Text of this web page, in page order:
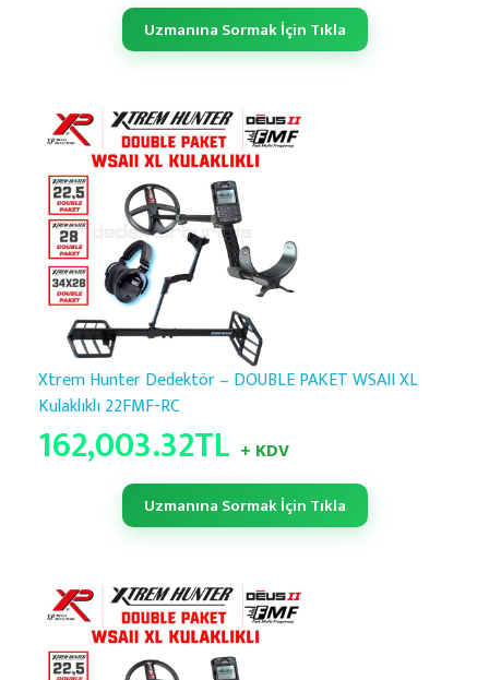
Uzmanına Sormak İçin Tıkla
Xtrem Hunter Dedektör – DOUBLE PAKET WSAII XL
Kulaklıklı 22FMF-RC
162,003.32TL + KDV
Uzmanına Sormak İçin Tıkla